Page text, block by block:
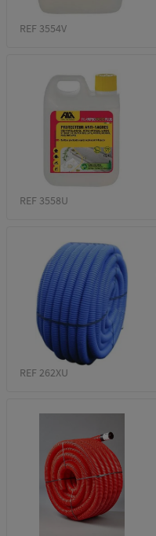
REF 3554V
REF 3558U
REF 262XU